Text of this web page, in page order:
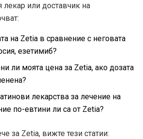
лекар или доставчик на
на Zetia в сравнение с неговата
езетимиб?
ли моята цена за Zetia, ако дозата
лекарства за лечение на
по-евтини ли са от Zetia?
за Zetia, вижте тези статии: